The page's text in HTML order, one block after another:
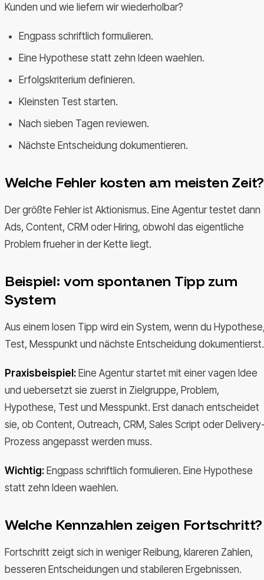
Kunden und wie liefern wir wiederholbar?
Engpass schriftlich formulieren.
Eine Hypothese statt zehn Ideen waehlen.
Erfolgskriterium definieren.
Kleinsten Test starten.
Nach sieben Tagen reviewen.
Nächste Entscheidung dokumentieren.
Welche Fehler kosten am meisten Zeit?
Der größte Fehler ist Aktionismus. Eine Agentur testet dann
Ads, Content, CRM oder Hiring, obwohl das eigentliche
Problem frueher in der Kette liegt.
Beispiel: vom spontanen Tipp zum
System
Aus einem losen Tipp wird ein System, wenn du
Test, Messpunkt und nächste Entscheidung dokumentierst.
Praxisbeispiel: Eine Agentur startet mit einer vagen Idee
und uebersetzt sie zuerst in Zielgruppe, Problem,
Hypothese, Test und Messpunkt. Erst danach entscheidet
sie, ob Content, Outreach, CRM, Sales Script oder
Prozess angepasst werden muss.
Wichtig: Engpass schriftlich formulieren. Eine Hypothese
statt zehn Ideen waehlen.
Welche Kennzahlen zeigen Fortschritt?
Fortschritt zeigt sich in weniger Reibung, klareren Zahlen,
besseren Entscheidungen und stabileren Ergebnissen.